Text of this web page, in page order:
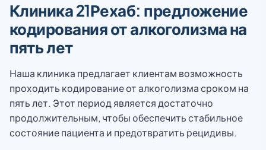
Клиника 21Рехаб: предложение
кодирования от алкоголизма на
пять лет
Наша клиника предлагает клиентам возможность
проходить кодирование от алкоголизма сроком на
пять лет. Этот период является достаточно
продолжительным, чтобы обеспечить стабильное
состояние пациента и предотвратить рецидивы.